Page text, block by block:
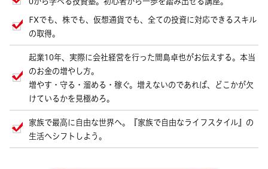
FXでも、株でも、仮想通貨でも、全ての投資に対応できるスキル
の取得。
起業10年、実際に会社経営を行った間島卓也がお伝えする。本当
のお金の増やし方。
増やす・守る・溜める・稼ぐ。増えないのであれば、どこかが欠
けているかを見極めろ。
家族で最高に自由な世界へ。『家族で自由なライフスタイル』の
生活へシフトしよう。